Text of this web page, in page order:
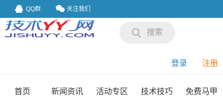
QQ群 关注我们
搜索
登录 注册
首页 新闻资讯 活动专区 技术技巧 免费马甲